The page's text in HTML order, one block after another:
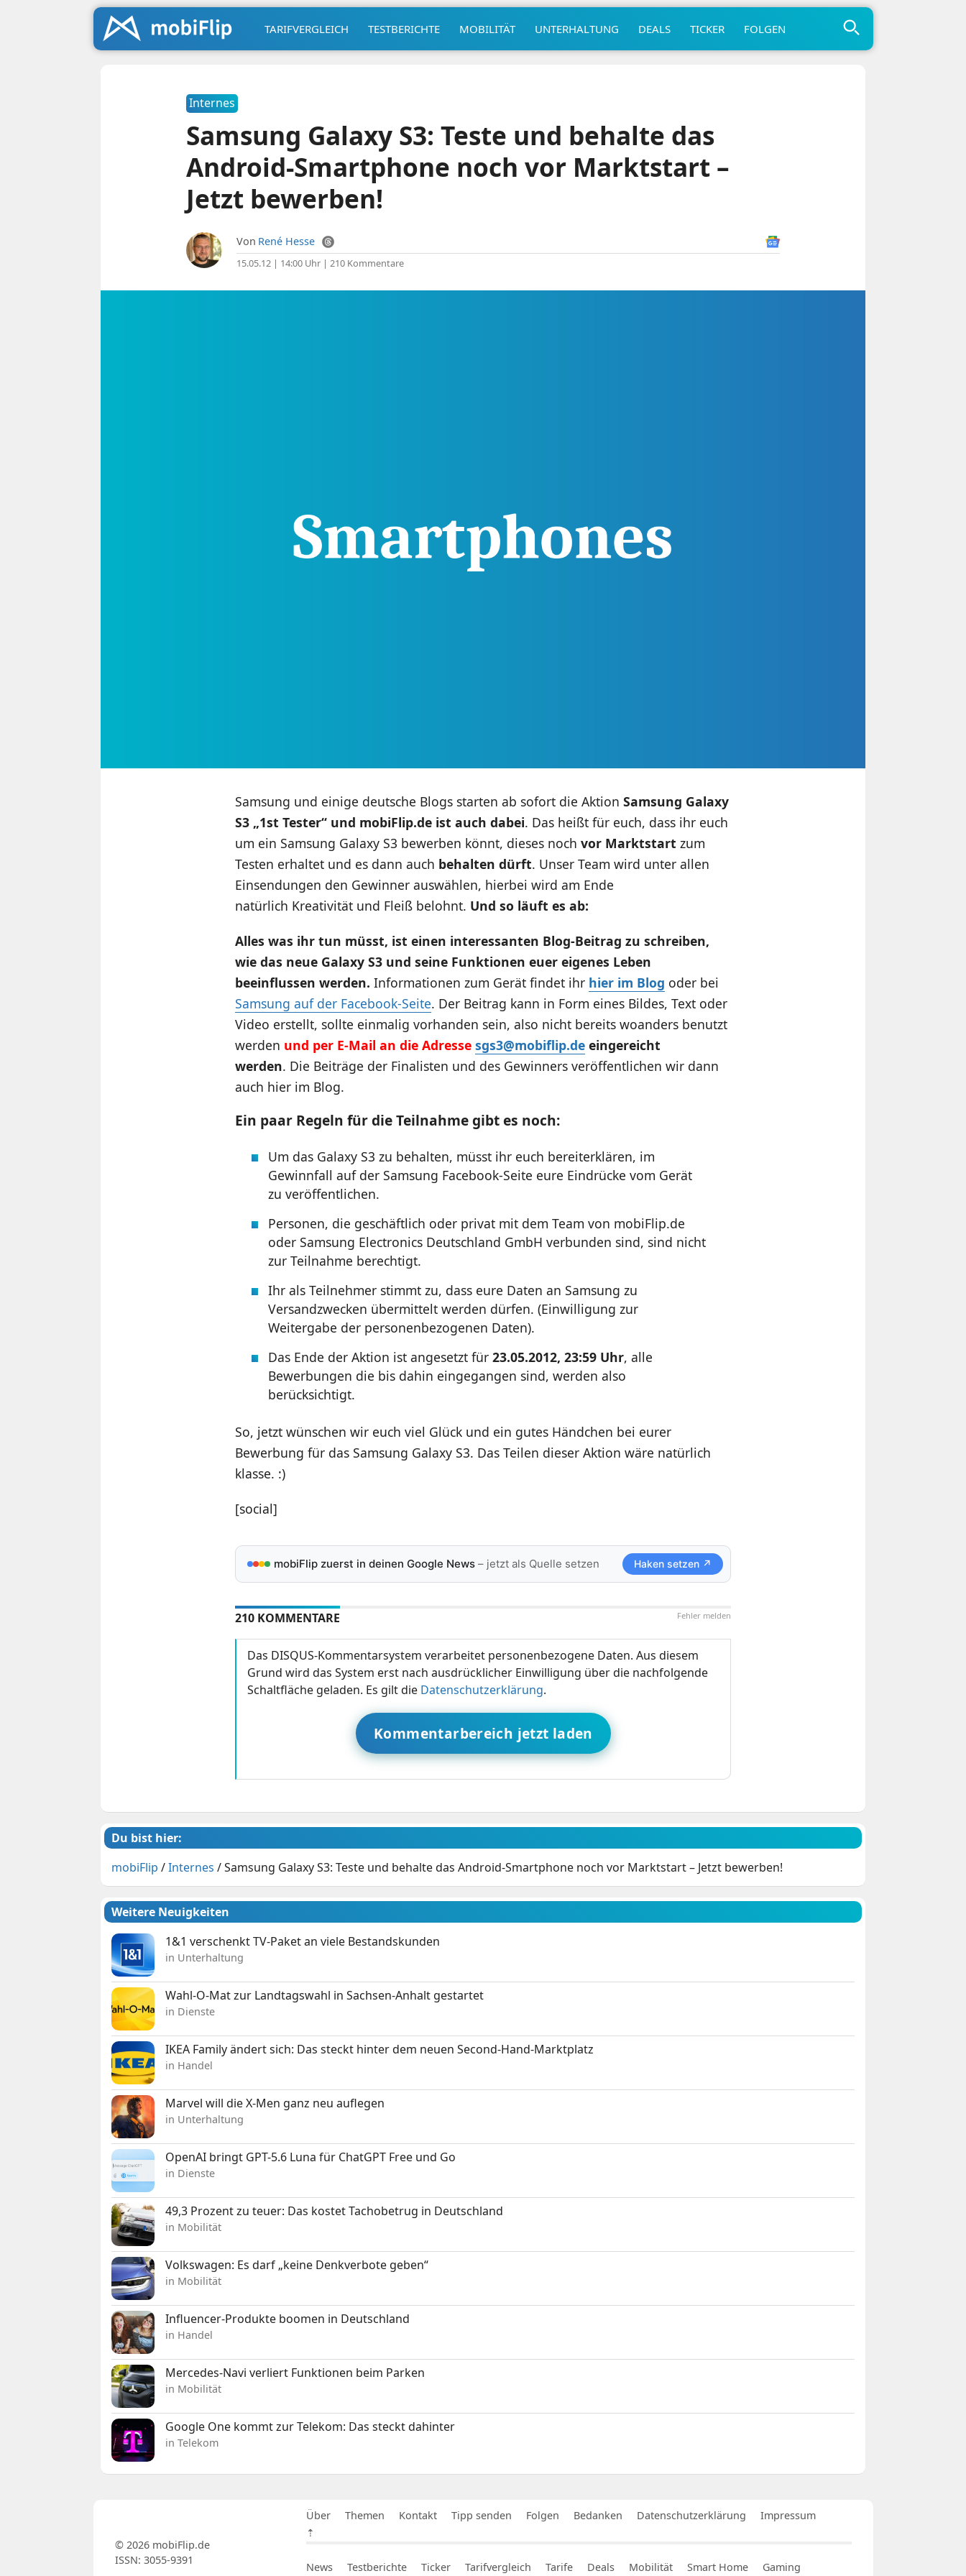
TARIFVERGLEICH TESTBERICHTE MOBILITÄT UNTERHALTUNG DEALS TICKER FOLGEN
Internes
Samsung Galaxy S3: Teste und behalte das
Android-Smartphone noch vor Marktstart –
Jetzt bewerben!
Von René Hesse
15.05.12 | 14:00 Uhr| 210 Kommentare
Samsung und einige deutsche Blogs starten ab sofort die Aktion Samsung Galaxy
S3 „1st Tester“ und mobiFlip.de ist auch dabei. Das heißt für euch, dass ihr euch
um ein Samsung Galaxy S3 bewerben könnt, dieses noch vor Marktstart zum
Testen erhaltet und es dann auch behalten dürft. Unser Team wird unter allen
Einsendungen den Gewinner auswählen, hierbei wird am Ende
natürlich Kreativität und Fleiß belohnt. Und so läuft es ab:
Alles was ihr tun müsst, ist einen interessanten Blog-Beitrag zu schreiben,
wie das neue Galaxy S3 und seine Funktionen euer eigenes Leben
beeinflussen werden. Informationen zum Gerät findet ihr hier im Blog oder bei
Samsung auf der Facebook-Seite. Der Beitrag kann in Form eines Bildes, Text oder
Video erstellt, sollte einmalig vorhanden sein, also nicht bereits woanders benutzt
werden und per E-Mail an die Adresse sgs3@mobiflip.deeingereicht
werden. Die Beiträge der Finalisten und des Gewinners veröffentlichen wir dann
auch hier im Blog.
Ein paar Regeln für die Teilnahme gibt es noch:
Um das Galaxy S3 zu behalten, müsst ihr euch bereiterklären, im
Gewinnfall auf der Samsung Facebook-Seite eure Eindrücke vom Gerät
zu veröffentlichen.
Personen, die geschäftlich oder privat mit dem Team von mobiFlip.de
oder Samsung Electronics Deutschland GmbH verbunden sind, sind nicht
zur Teilnahme berechtigt.
Ihr als Teilnehmer stimmt zu, dass eure Daten an Samsung zu
Versandzwecken übermittelt werden dürfen. (Einwilligung zur
Weitergabe der personenbezogenen Daten).
Das Ende der Aktion ist angesetzt für 23.05.2012, 23:59 Uhr, alle
Bewerbungen die bis dahin eingegangen sind, werden also
berücksichtigt.
So, jetzt wünschen wir euch viel Glück und ein gutes Händchen bei eurer
Bewerbung für das Samsung Galaxy S3. Das Teilen dieser Aktion wäre natürlich
klasse. :)
[social]
mobiFlip zuerst in deinen Google News– jetzt als Quelle setzen Haken setzen ↗
Fehler melden
210 KOMMENTARE
Das DISQUS-Kommentarsystem verarbeitet personenbezogene Daten. Aus diesem
Grund wird das System erst nach ausdrücklicher Einwilligung über die nachfolgende
Schaltfläche geladen. Es gilt die Datenschutzerklärung.
Kommentarbereich jetzt laden
Du bist hier:
mobiFlip /Internes /Samsung Galaxy S3: Teste und behalte das Android-Smartphone noch vor Marktstart – Jetzt bewerben!
Weitere Neuigkeiten
1&1 verschenkt TV-Paket an viele Bestandskunden
in Unterhaltung
Wahl-O-Mat zur Landtagswahl in Sachsen-Anhalt gestartet
in Dienste
IKEA Family ändert sich: Das steckt hinter dem neuen Second-Hand-Marktplatz
in Handel
Marvel will die X-Men ganz neu auflegen
in Unterhaltung
OpenAI bringt GPT-5.6 Luna für ChatGPT Free und Go
in Dienste
49,3 Prozent zu teuer: Das kostet Tachobetrug in Deutschland
in Mobilität
Volkswagen: Es darf „keine Denkverbote geben“
in Mobilität
Influencer-Produkte boomen in Deutschland
in Handel
Mercedes-Navi verliert Funktionen beim Parken
in Mobilität
Google One kommt zur Telekom: Das steckt dahinter
in Telekom
Über Themen Kontakt Tipp senden Folgen Bedanken Datenschutzerklärung
Impressum
⇡
News Testberichte Ticker Tarifvergleich Tarife Deals Mobilität Smart Home Gaming
© 2026 mobiFlip.de
ISSN: 3055-9391